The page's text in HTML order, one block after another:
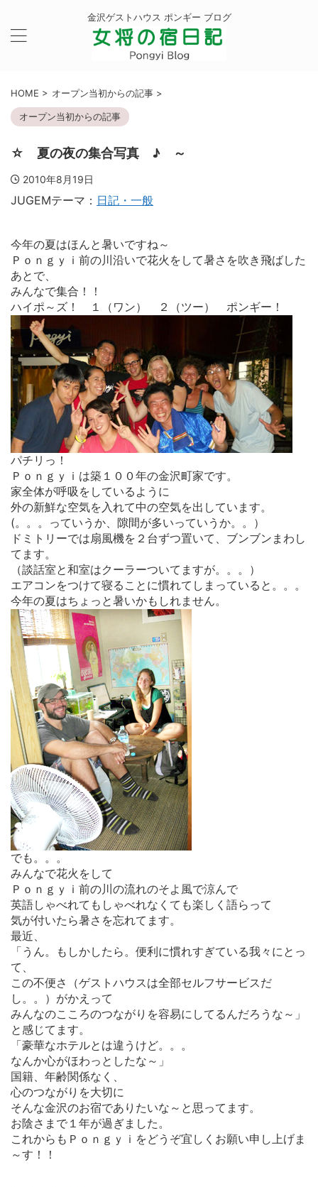
金沢ゲストハウス ポンギー ブログ
HOME > オープン当初からの記事 >
オープン当初からの記事
☆ 夏の夜の集合写真 ♪ ～
2010年8月19日
JUGEMテーマ： 日記・一般
今年の夏はほんと暑いですね～
Ｐｏｎｇｙｉ前の川沿いで花火をして暑さを吹き飛ばした
あとで、
みんなで集合！！
ハイポ～ズ！ １（ワン） ２（ツー） ポンギー！
パチリっ！
Ｐｏｎｇｙｉは築１００年の金沢町家です。
家全体が呼吸をしているように
外の新鮮な空気を入れて中の空気を出しています。
(。。。っていうか、隙間が多いっていうか。。）
ドミトリーでは扇風機を２台ずつ置いて、ブンブンまわし
てます。
（談話室と和室はクーラーついてますが。。。）
エアコンをつけて寝ることに慣れてしまっていると。。。
今年の夏はちょっと暑いかもしれません。
でも。。。
みんなで花火をして
Ｐｏｎｇｙｉ前の川の流れのそよ風で涼んで
英語しゃべれてもしゃべれなくても楽しく語らって
気が付いたら暑さを忘れてます。
最近、
「うん。もしかしたら。便利に慣れすぎている我々にとっ
て、
この不便さ（ゲストハウスは全部セルフサービスだ
し。。）がかえって
みんなのこころのつながりを容易にしてるんだろうな～」
と感じてます。
「豪華なホテルとは違うけど。。。
なんか心がほわっとしたな～」
国籍、年齢関係なく、
心のつながりを大切に
そんな金沢のお宿でありたいな～と思ってます。
お陰さまで１年が過ぎました。
これからもＰｏｎｇｙｉをどうぞ宜しくお願い申し上げま
～す！！